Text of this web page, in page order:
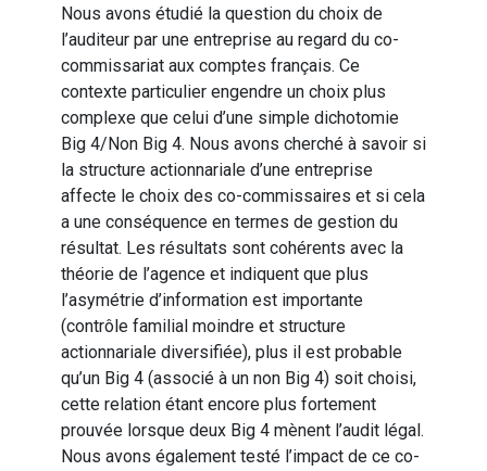
Nous avons étudié la question du choix de
l’auditeur par une entreprise au regard du co-
commissariat aux comptes français. Ce
contexte particulier engendre un choix plus
complexe que celui d’une simple dichotomie
Big 4/Non Big 4. Nous avons cherché à savoir si
la structure actionnariale d’une entreprise
affecte le choix des co-commissaires et si cela
a une conséquence en termes de gestion du
résultat. Les résultats sont cohérents avec la
théorie de l’agence et indiquent que plus
l’asymétrie d’information est importante
(contrôle familial moindre et structure
actionnariale diversifiée), plus il est probable
qu’un Big 4 (associé à un non Big 4) soit choisi,
cette relation étant encore plus fortement
prouvée lorsque deux Big 4 mènent l’audit légal.
Nous avons également testé l’impact de ce co-